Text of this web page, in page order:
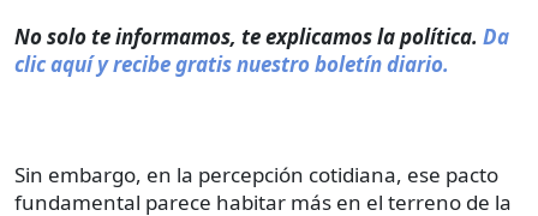
No solo te informamos, te explicamos la política. Da
clic aquí y recibe gratis nuestro boletín diario.
Sin embargo, en la percepción cotidiana, ese pacto
fundamental parece habitar más en el terreno de la